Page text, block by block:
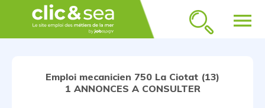
menu
Emploi mecanicien 750 La Ciotat (13)
1 ANNONCES A CONSULTER